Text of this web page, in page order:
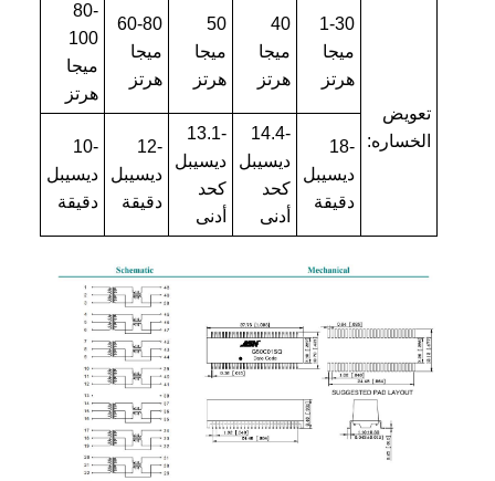
تعويض
الخساره:
1-30
ميجا
هرتز
40
ميجا
هرتز
50
ميجا
هرتز
60-80
ميجا
هرتز
80-
100
ميجا
هرتز
-18
ديسيبل
دقيقة
-14.4
ديسيبل
كحد
أدنى
-13.1
ديسيبل
كحد
أدنى
-12
ديسيبل
دقيقة
-10
ديسيبل
دقيقة